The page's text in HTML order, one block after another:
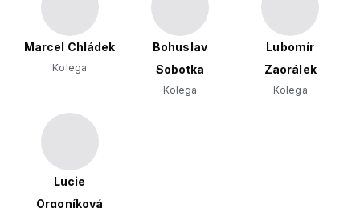
Marcel Chládek
Kolega
Bohuslav
Sobotka
Kolega
Lubomír
Zaorálek
Kolega
Lucie
Orgoníková